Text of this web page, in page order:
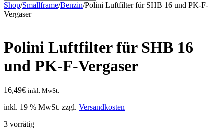
Shop/Smallframe/Benzin/Polini Luftfilter für SHB 16 und PK-F-
Vergaser
Polini Luftfilter für SHB 16
und PK-F-Vergaser
16,49€ inkl. MwSt.
inkl. 19 % MwSt. zzgl. Versandkosten
3 vorrätig